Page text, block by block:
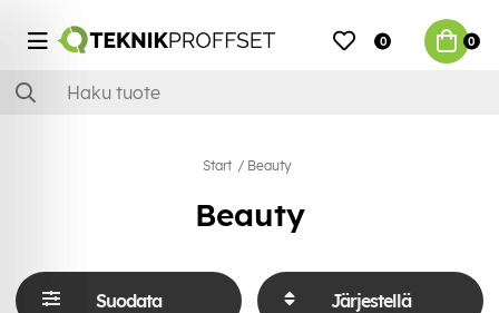
0 0
Start Beauty
Beauty
Suodata Järjestellä